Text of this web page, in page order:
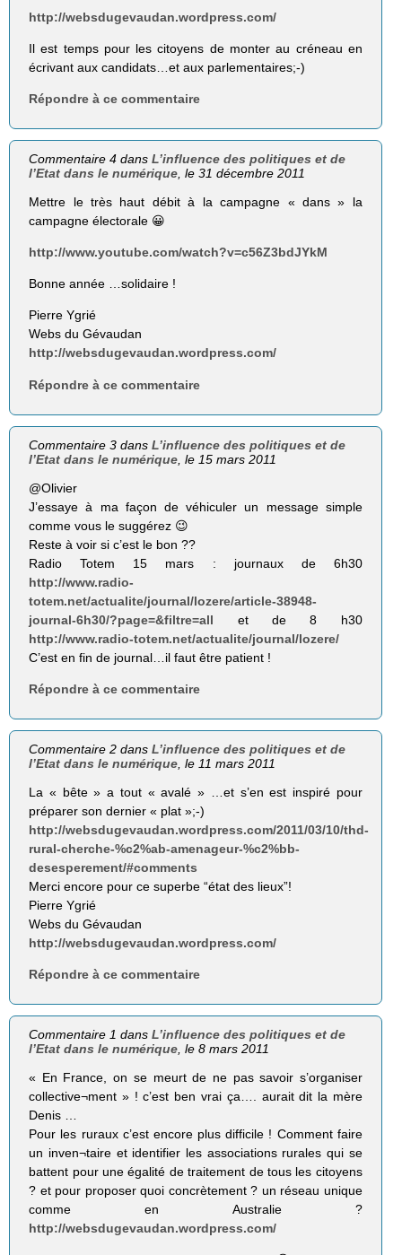
http://websdugevaudan.wordpress.com/
Il est temps pour les citoyens de monter au créneau en
écrivant aux candidats…et aux parlementaires;-)
Répondre à ce commentaire
Commentaire 4 dansL’influence des politiques et de
l’Etat dans le numérique , le 31 décembre 2011
Mettre le très haut débit à la campagne « dans » la
campagne électorale 😀
http://www.youtube.com/watch?v=c56Z3bdJYkM
Bonne année …solidaire !
Pierre Ygrié
Webs du Gévaudan
http://websdugevaudan.wordpress.com/
Répondre à ce commentaire
Commentaire 3 dansL’influence des politiques et de
l’Etat dans le numérique , le 15 mars 2011
@Olivier
J’essaye à ma façon de véhiculer un message simple
comme vous le suggérez 😉
Reste à voir si c’est le bon ??
Radio Totem 15 mars : journaux de 6h30
http://www.radio-
totem.net/actualite/journal/lozere/article-38948-
journal-6h30/?page=&filtre=all et de 8 h30
http://www.radio-totem.net/actualite/journal/lozere/
C’est en fin de journal…il faut être patient !
Répondre à ce commentaire
Commentaire 2 dansL’influence des politiques et de
l’Etat dans le numérique , le 11 mars 2011
La « bête » a tout « avalé » …et s’en est inspiré pour
préparer son dernier « plat »;-)
http://websdugevaudan.wordpress.com/2011/03/10/thd-
rural-cherche-%c2%ab-amenageur-%c2%bb-
desesperement/#comments
Merci encore pour ce superbe “état des lieux”!
Pierre Ygrié
Webs du Gévaudan
http://websdugevaudan.wordpress.com/
Répondre à ce commentaire
Commentaire 1 dansL’influence des politiques et de
l’Etat dans le numérique , le 8 mars 2011
« En France, on se meurt de ne pas savoir s’organiser
collective¬ment » ! c’est ben vrai ça…. aurait dit la mère
Denis …
Pour les ruraux c’est encore plus difficile ! Comment faire
un inven¬taire et identifier les associations rurales qui se
battent pour une égalité de traitement de tous les citoyens
? et pour proposer quoi concrètement ? un réseau unique
comme en Australie ?
http://websdugevaudan.wordpress.com/